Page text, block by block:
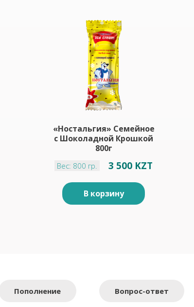
«Ностальгия» Семейное
c Шоколадной Крошкой
800г
Вес: 800 гр. 3 500 KZT
В корзину
Пополнение Вопрос-ответ